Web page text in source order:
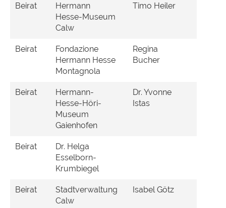
Beirat
Hermann
Hesse-Museum
Calw
Timo Heiler
Beirat
Fondazione
Hermann Hesse
Montagnola
Regina
Bucher
Beirat
Hermann-
Hesse-Höri-
Museum
Gaienhofen
Dr. Yvonne
Istas
Beirat
Dr. Helga
Esselborn-
Krumbiegel
Beirat
Stadtverwaltung
Calw
Isabel Götz